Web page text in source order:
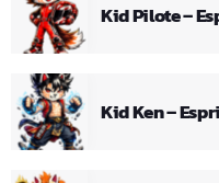
Kid Pilote –
Kid Ken –